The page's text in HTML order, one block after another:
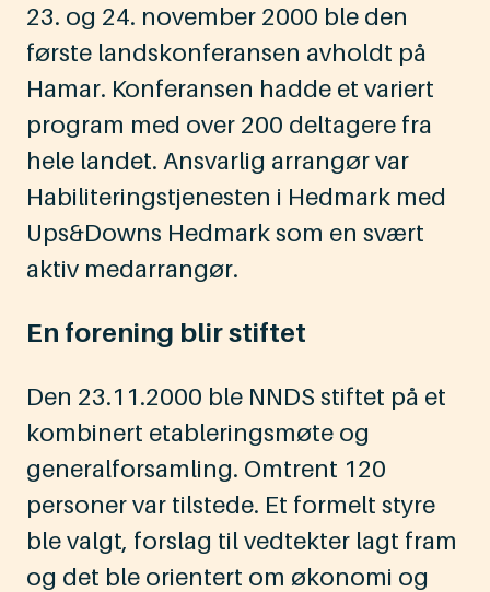
23. og 24. november 2000 ble den
første landskonferansen avholdt på
Hamar. Konferansen hadde et variert
program med over 200 deltagere fra
hele landet. Ansvarlig arrangør var
Habiliteringstjenesten i Hedmark med
Ups&Downs Hedmark som en svært
aktiv medarrangør.
En forening blir stiftet
Den 23.11.2000 ble NNDS stiftet på et
kombinert etableringsmøte og
generalforsamling. Omtrent 120
personer var tilstede. Et formelt styre
ble valgt, forslag til vedtekter lagt fram
og det ble orientert om økonomi og